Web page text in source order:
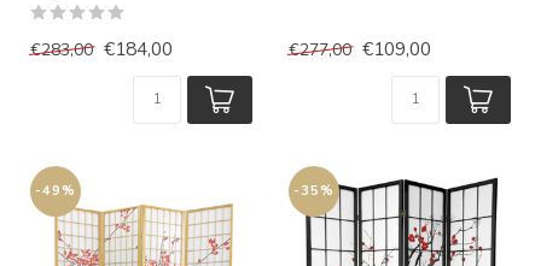
€283,00 €184,00 €277,00 €109,00
-49% -35%